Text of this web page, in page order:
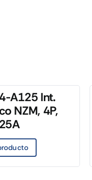
A125 Int.
NZM, 4P,